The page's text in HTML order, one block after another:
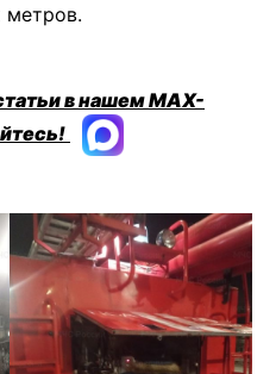
метров.
в нашем MAX-